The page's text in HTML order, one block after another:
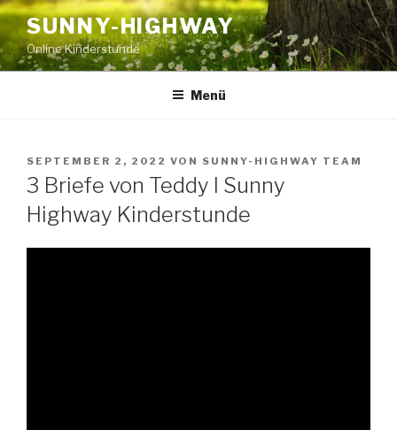
Zum
Inhalt
springen
SUNNY-HIGHWAY
Online Kinderstunde
Menü
VERÖFFENTLICHT
AM
SEPTEMBER 2, 2022 VON SUNNY-HIGHWAY TEAM
3 Briefe von Teddy I Sunny
Highway Kinderstunde